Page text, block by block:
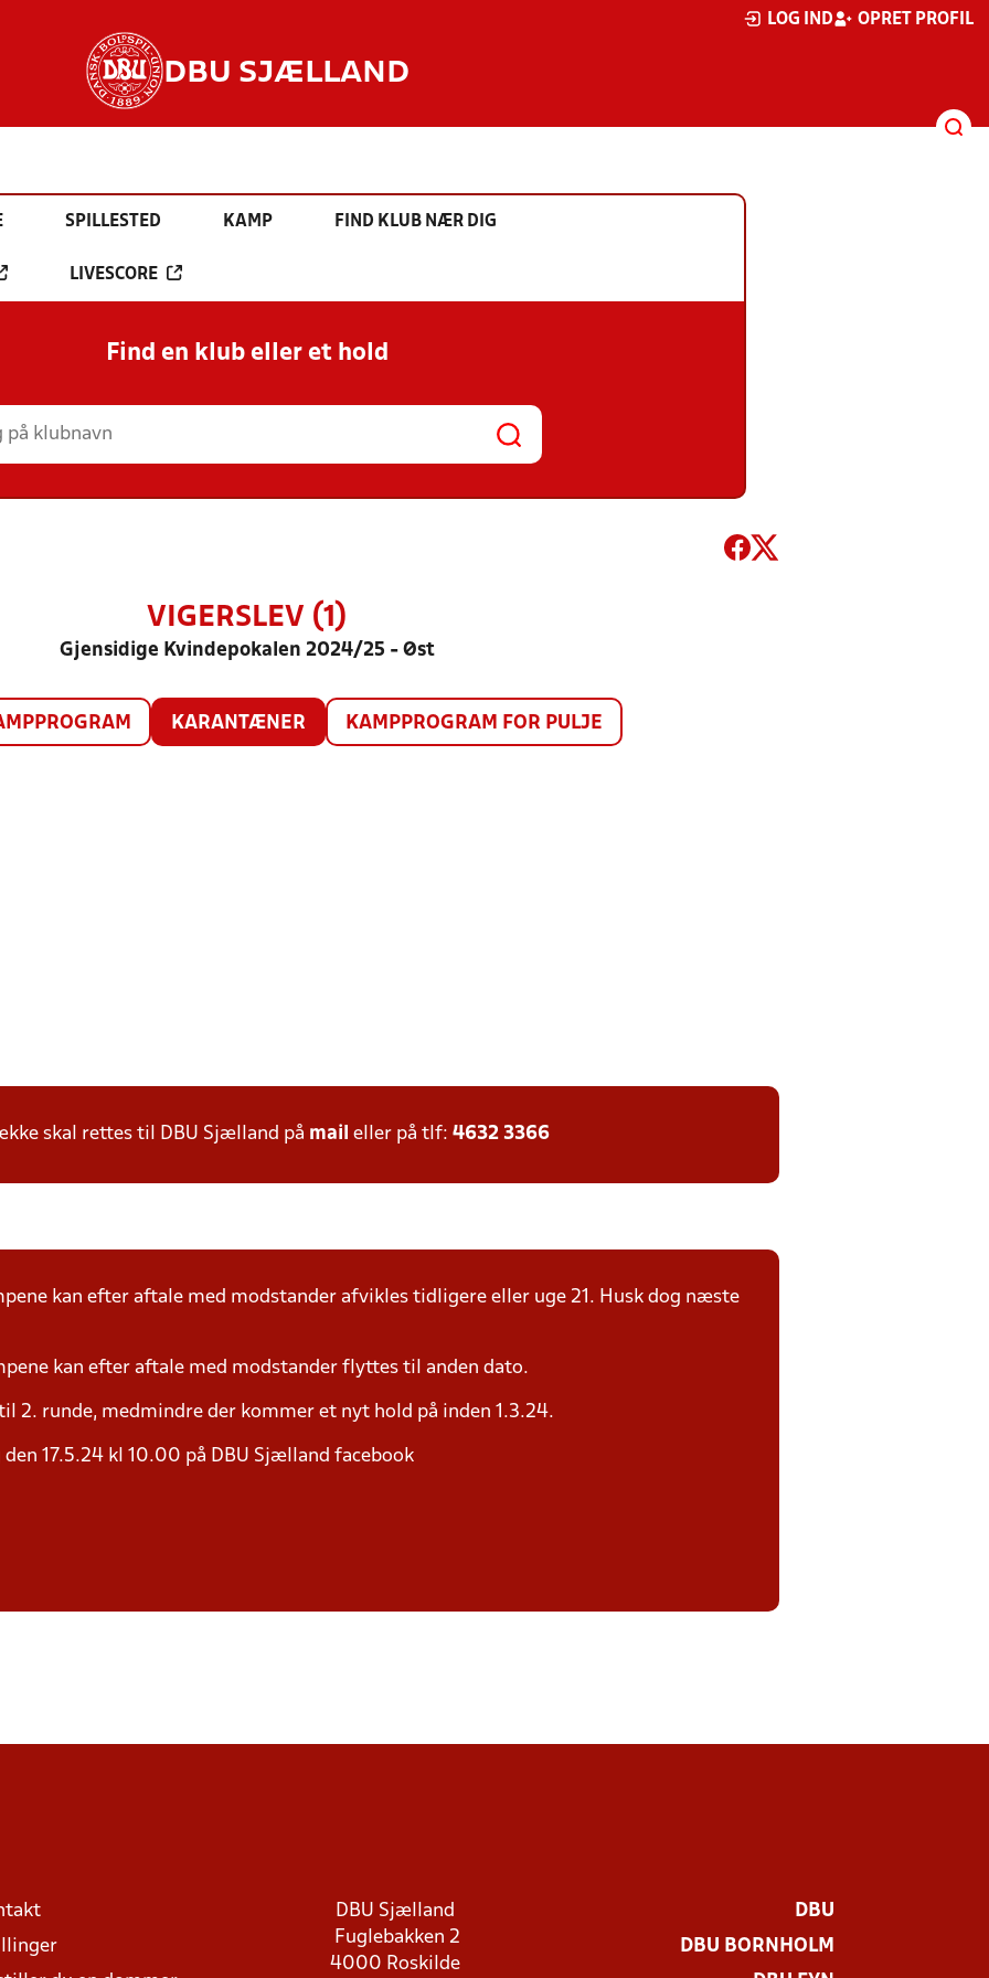
LOG IND OPRET PROFIL
DBU SJÆLLAND
SPILLESTED KAMP FIND KLUB NÆR DIG
LIVESCORE
Find en klub eller et hold
VIGERSLEV (1)
Gjensidige Kvindepokalen 2024/25 - Øst
KARANTÆNER KAMPPROGRAM FOR PULJE
skal rettes til DBU Sjælland på mail eller på tlf: 4632 3366
kan efter aftale med modstander afvikles tidligere eller uge 21. Husk dog næste
kan efter aftale med modstander flyttes til anden dato.
2. runde, medmindre der kommer et nyt hold på inden 1.3.24.
17.5.24 kl 10.00 på DBU Sjælland facebook
DBU Sjælland
Fuglebakken 2
4000 Roskilde
DBU
DBU BORNHOLM